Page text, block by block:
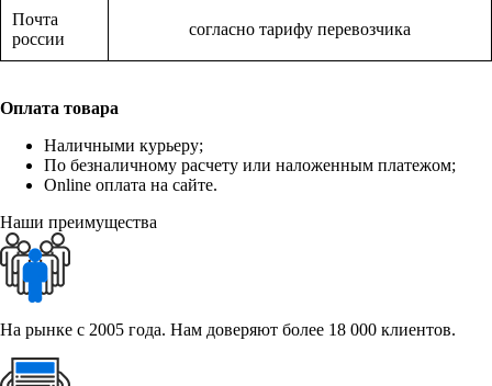
Почта
россии
согласно тарифу перевозчика
Оплата товара
Наличными курьеру;
По безналичному расчету или наложенным платежом;
Online оплата на сайте.
Наши преимущества
На рынке с 2005 года. Нам доверяют более 18 000 клиентов.